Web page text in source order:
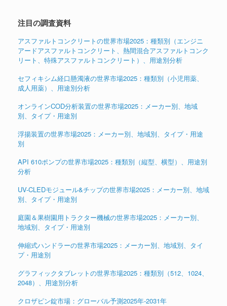
注目の調査資料
アスファルトコンクリートの世界市場2025：種類別（エンジニ
アードアスファルトコンクリート、熱間混合アスファルトコンク
リート、特殊アスファルトコンクリート）、用途別分析
セフィキシム経口懸濁液の世界市場2025：種類別（小児用薬、
成人用薬）、用途別分析
オンラインCOD分析装置の世界市場2025：メーカー別、地域
別、タイプ・用途別
浮揚装置の世界市場2025：メーカー別、地域別、タイプ・用途
別
API 610ポンプの世界市場2025：種類別（縦型、横型）、用途別
分析
UV-CLEDモジュール&チップの世界市場2025：メーカー別、地域
別、タイプ・用途別
庭園＆果樹園用トラクター機械の世界市場2025：メーカー別、
地域別、タイプ・用途別
伸縮式ハンドラーの世界市場2025：メーカー別、地域別、タイ
プ・用途別
グラフィックタブレットの世界市場2025：種類別（512、1024、
2048）、用途別分析
クロザピン錠市場：グローバル予測2025年-2031年